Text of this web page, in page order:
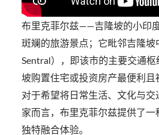
布里克菲尔兹——吉隆坡的小印
斑斓的旅游景点；它毗邻吉隆坡
Sentral），即该市的主要交通
坡购置住宅或投资房产最便利且
对于希望将日常生活、文化与
家而言，布里克菲尔兹提供了
独特融合体验。